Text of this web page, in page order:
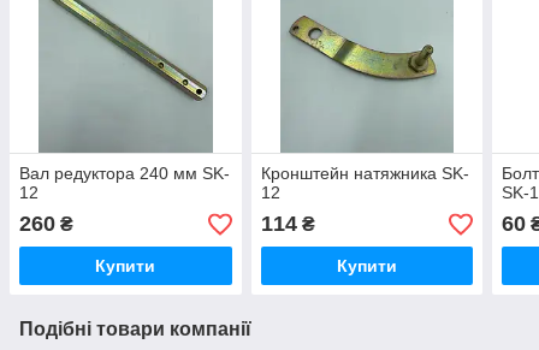
Вал редуктора 240 мм SK-
12
260 ₴
Купити
Кронштейн натяжника SK-
12
114₴
Купити
SK-
60
Подібні товари компанії